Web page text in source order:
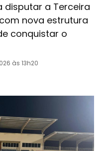
disputar a Terceira
nova estrutura
conquistar o
às 13h20